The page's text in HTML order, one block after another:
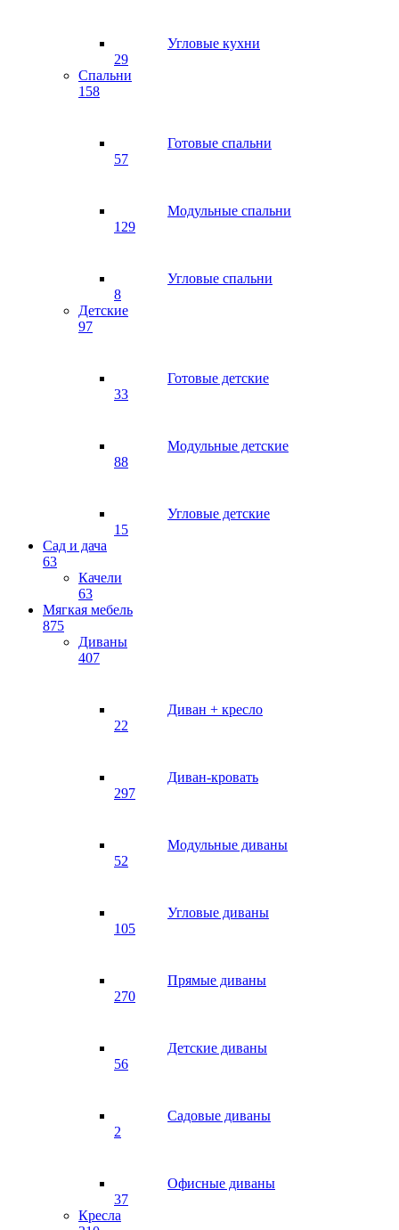
Угловые кухни
29
Спальни
158
Готовые спальни
57
Модульные спальни
129
Угловые спальни
8
Детские
97
Готовые детские
33
Модульные детские
88
Угловые детские
15
Сад и дача
63
Качели
63
Мягкая мебель
875
Диваны
407
Диван + кресло
22
Диван-кровать
297
Модульные диваны
52
Угловые диваны
105
Прямые диваны
270
Детские диваны
56
Садовые диваны
2
Офисные диваны
37
Кресла